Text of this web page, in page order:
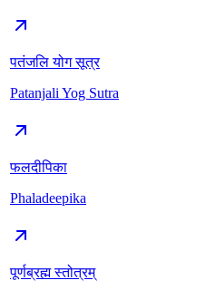
पतंजलि योग सूत्र
Patanjali Yog Sutra
फलदीपिका
Phaladeepika
पूर्णब्रह्म स्तोत्रम्